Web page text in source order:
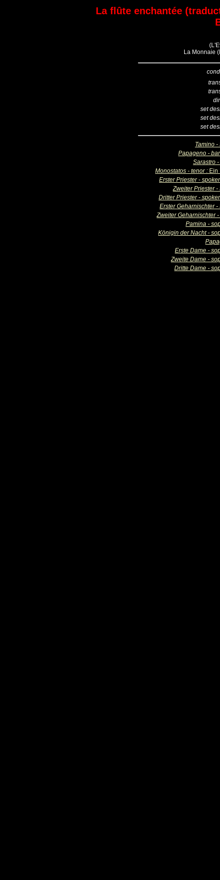
La flûte enchantée
La Monnaie
set
set
set
Tamino -
Papageno -
Sarastro
Monostatos - tenor : Ein
Erster Priester -
Zweiter Priester -
Dritter Priester -
Erster Geharnischter -
Zweiter Geharnischter
Pamina -
Königin der Nacht -
Erste Dame -
Zweite Dame -
Dritte Dame -